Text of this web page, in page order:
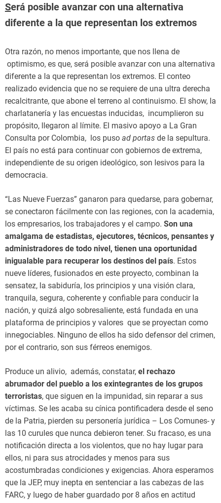
Será posible avanzar con una alternativa
diferente a la que representan los extremos
Otra razón, no menos importante, que nos llena de
optimismo, es que, será posible avanzar con una alternativa
diferente a la que representan los extremos. El conteo
realizado evidencia que no se requiere de una ultra derecha
recalcitrante, que abone el terreno al continuismo. El show, la
charlatanería y las encuestas inducidas, incumplieron su
propósito, llegaron al límite. El masivo apoyo a La Gran
Consulta por Colombia, los puso ad portas de la sepultura.
El país no está para continuar con gobiernos de extrema,
independiente de su origen ideológico, son lesivos para la
democracia.
“Las Nueve Fuerzas” ganaron para quedarse, para gobernar,
se conectaron fácilmente con las regiones, con la academia,
los empresarios, los trabajadores y el campo. Son una
amalgama de estadistas, ejecutores, técnicos, pensantes y
administradores de todo nivel, tienen una oportunidad
inigualable para recuperar los destinos del país. Estos
nueve líderes, fusionados en este proyecto, combinan la
sensatez, la sabiduría, los principios y una visión clara,
tranquila, segura, coherente y confiable para conducir la
nación, y quizá algo sobresaliente, está fundada en una
plataforma de principios y valores que se proyectan como
innegociables. Ninguno de ellos ha sido defensor del crimen,
por el contrario, son sus férreos enemigos.
Produce un alivio, además, constatar, el rechazo
abrumador del pueblo a los exintegrantes de los grupos
terroristas, que siguen en la impunidad, sin reparar a sus
víctimas. Se les acaba su cínica pontificadera desde el seno
de la Patria, pierden su personería jurídica – Los Comunes- y
las 10 curules que nunca debieron tener. Su fracaso, es una
notificación directa a los violentos, que no hay lugar para
ellos, ni para sus atrocidades y menos para sus
acostumbradas condiciones y exigencias. Ahora esperamos
que la JEP, muy inepta en sentenciar a las cabezas de las
FARC, y luego de haber guardado por 8 años en actitud